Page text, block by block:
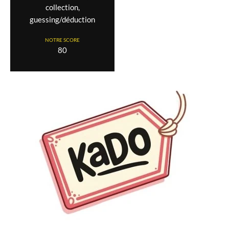
collection,
guessing/déduction
NOTRE SCORE
80